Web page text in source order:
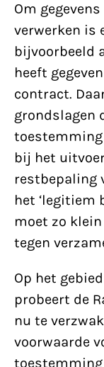
Om
verwerken is
bijvoorbeeld
heeft
contract.
grondslagen
bij het
restbepaling
het ‘legitiem
moet zo
tegen
Op het
probeert de
nu te
voorwaarde
toestemming